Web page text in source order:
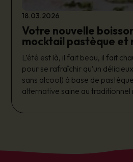
18.03.2026
Votre nouvelle
mocktail pastèque et
L’été est là, il fait beau, il fait
pour se rafraîchir qu’un
sans alcool) à base de
alternative saine au traditionnel
Préparée avec notre thé glacé